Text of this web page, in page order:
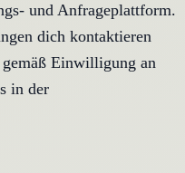
und Anfrageplattform.
dich kontaktieren
Einwilligung an
in der